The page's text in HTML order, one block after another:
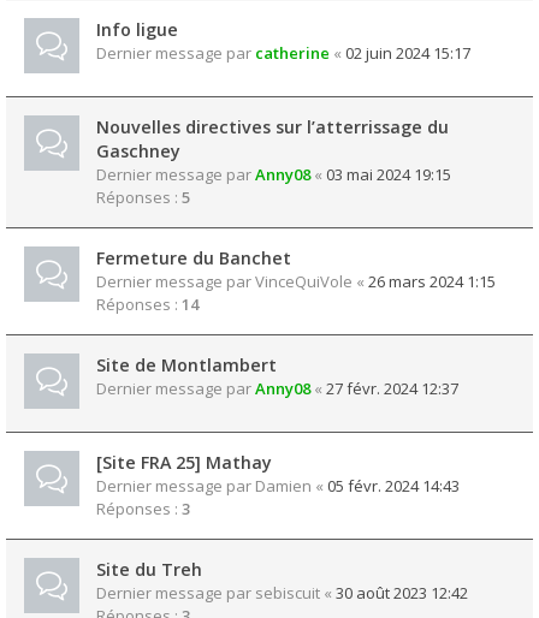
Info ligue
Dernier message par catherine « 02 juin 2024 15:17
Nouvelles directives sur l’atterrissage du
Gaschney
Dernier message parAnny08« 03 mai 2024 19:15
Réponses : 5
Fermeture du Banchet
Dernier message parVinceQuiVole « 26 mars 2024 1:15
Réponses : 14
Site de Montlambert
Dernier message parAnny08« 27 févr. 2024 12:37
[Site FRA 25] Mathay
Dernier message par Damien « 05 févr. 2024 14:43
Réponses : 3
Site du Treh
Dernier message par sebiscuit « 30 août 2023 12:42